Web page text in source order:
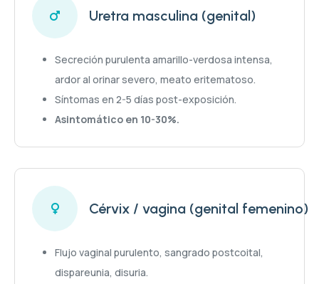
Uretra masculina (genital)
Secreción purulenta amarillo-verdosa intensa,
ardor al orinar severo, meato eritematoso.
Síntomas en 2-5 días post-exposición.
Asintomático en 10-30%.
Cérvix / vagina (genital femenino)
Flujo vaginal purulento, sangrado postcoital,
dispareunia, disuria.